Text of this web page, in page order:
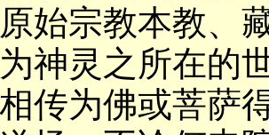
始宗教本教、
神灵之所在的
传为佛或菩萨